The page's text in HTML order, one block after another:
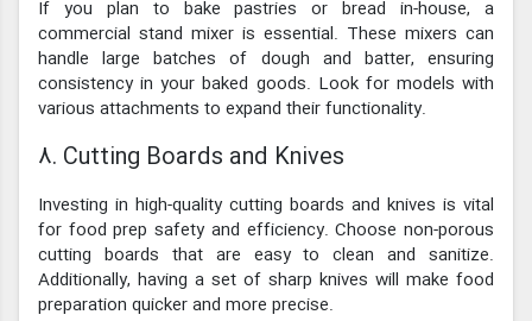
If you plan to bake pastries or bread in-house, a
commercial stand mixer is essential. These mixers can
handle large batches of dough and batter, ensuring
consistency in your baked goods. Look for models with
various attachments to expand their functionality.
8. Cutting Boards and Knives
Investing in high-quality cutting boards and knives is vital
for food prep safety and efficiency. Choose non-porous
cutting boards that are easy to clean and sanitize.
Additionally, having a set of sharp knives will make food
preparation quicker and more precise.